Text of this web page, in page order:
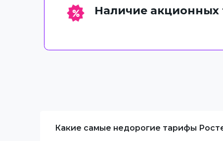
Наличие акционных
Какие самые недорогие тарифы